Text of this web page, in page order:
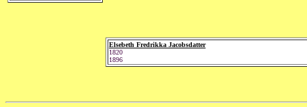
Elsebeth Fredrikka Jacobsdatter
1820
1896